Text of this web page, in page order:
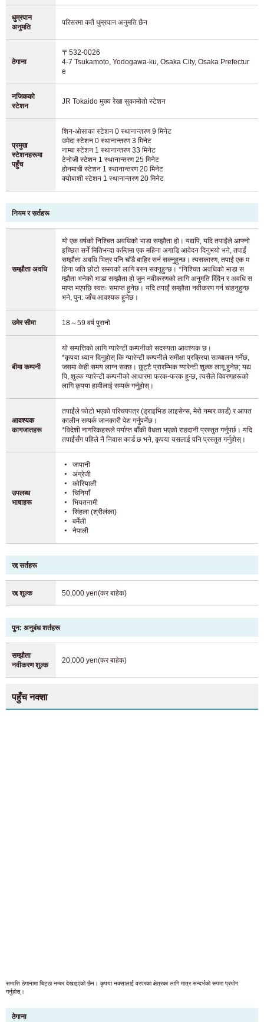
धुम्रपान
अनुमति
परिसरमा कतै धुम्रपान अनुमति छैन
ठेगाना
〒532-0026
4-7 Tsukamoto, Yodogawa-ku, Osaka City, Osaka Prefectur
e
नजिकको
स्टेशन
JR Tokaido मुख्य रेखा सुकामोतो स्टेशन
प्रमुख
स्टेशनहरूमा
पहुँच
शिन-ओसाका स्टेशन 0 स्थानान्तरण 9 मिनेट
उमेदा स्टेशन 0 स्थानान्तरण 3 मिनेट
नाम्बा स्टेशन 1 स्थानान्तरण 33 मिनेट
टेनोजी स्टेशन 1 स्थानान्तरण 25 मिनेट
होनमाची स्टेशन 1 स्थानान्तरण 20 मिनेट
क्योबाशी स्टेशन 1 स्थानान्तरण 20 मिनेट
नियम र सर्तहरू
सम्झौता अवधि
यो एक वर्षको निश्चित अवधिको भाडा सम्झौता हो। यद्यपि, यदि तपाईंले आफ्नो
इच्छित सर्ने मितिभन्दा कम्तिमा एक महिना अगाडि आवेदन दिनुभयो भने, तपाईं
सम्झौता अवधि भित्र पनि चाँडै बाहिर सर्न सक्नुहुन्छ। त्यसकारण, तपाईं एक म
हिना जति छोटो समयको लागि बस्न सक्नुहुन्छ। *निश्चित अवधिको भाडा स
म्झौता भनेको भाडा सम्झौता हो जुन नवीकरणको लागि अनुमति दिँदैन र अवधि स
माप्त भएपछि स्वतः समाप्त हुनेछ। यदि तपाईं सम्झौता नवीकरण गर्न चाहनुहुन्छ
भने, पुन: जाँच आवश्यक हुनेछ।
उमेर सीमा 18～59 वर्ष पुरानो
बीमा कम्पनी
यो सम्पत्तिको लागि ग्यारेन्टी कम्पनीको सदस्यता आवश्यक छ।
*कृपया ध्यान दिनुहोस् कि ग्यारेन्टी कम्पनीले समीक्षा प्रक्रिया सञ्चालन गर्नेछ,
जसमा केही समय लाग्न सक्छ। छुट्टै प्रारम्भिक ग्यारेन्टी शुल्क लागू हुनेछ; यद्य
पि, शुल्क ग्यारेन्टी कम्पनीको आधारमा फरक-फरक हुन्छ, त्यसैले विवरणहरूको
लागि कृपया हामीलाई सम्पर्क गर्नुहोस्।
आवश्यक
कागजातहरू
तपाईंले फोटो भएको परिचयपत्र (ड्राइभिङ लाइसेन्स, मेरो नम्बर कार्ड) र आपत
कालीन सम्पर्क जानकारी पेश गर्नुपर्नेछ।
*विदेशी नागरिकहरूले पर्याप्त बाँकी वैधता भएको राहदानी प्रस्तुत गर्नुपर्छ। यदि
तपाईंसँग पहिले नै निवास कार्ड छ भने, कृपया यसलाई पनि प्रस्तुत गर्नुहोस्।
उपलब्ध
भाषाहरू
जापानी
अंग्रेजी
कोरियाली
चिनियाँ
भियतनामी
सिंहला (श्रीलंका)
बर्मेली
नेपाली
रद्द सर्तहरू
रद्द शुल्क 50,000 yen(कर बाहेक)
पुन: अनुबंध शर्तहरू
सम्झौता
नवीकरण शुल्क
20,000 yen(कर बाहेक)
पहुँच नक्शा
सम्पत्ति ठेगानामा चिट्ठा नम्बर देखाइएको छैन। कृपया नक्सालाई वरपरका क्षेत्रका लागि मात्र सन्दर्भको रूपमा प्रयोग
गर्नुहोस्।
ठेगाना
कोठा खोज्ने ग्राहकहरूको लागि
03-6712-4346
03-6712-4344